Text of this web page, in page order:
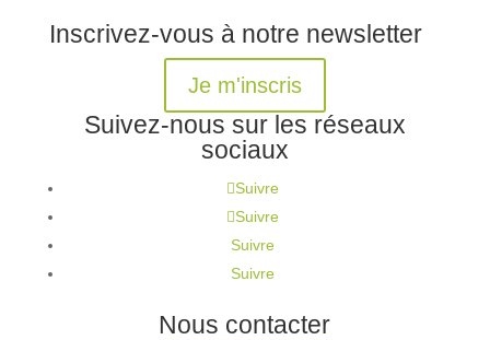
Inscrivez-vous à notre newsletter
Je m'inscris
Suivez-nous sur les réseaux
sociaux
Suivre
Suivre
Suivre
Suivre
Nous contacter